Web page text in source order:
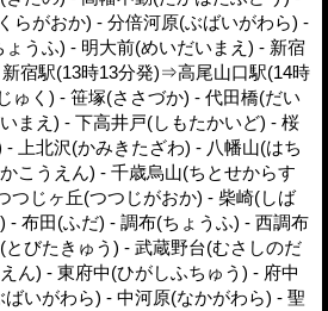
らがおか) - 分倍河原(ぶばいがわら) -
うふ) - 明大前(めいだいまえ) - 新宿
宿駅(13時13分発)⇒高尾山口駅(14時
ゅく) - 笹塚(ささづか) - 代田橋(だい
まえ) - 下高井戸(しもたかいど) - 桜
- 上北沢(かみきたざわ) - 八幡山(はち
こうえん) - 千歳烏山(ちとせからす
つじヶ丘(つつじがおか) - 柴崎(しば
- 布田(ふだ) - 調布(ちょうふ) - 西調布
びたきゅう) - 武蔵野台(むさしのだ
ん) - 東府中(ひがしふちゅう) - 府中
いがわら) - 中河原(なかがわら) - 聖